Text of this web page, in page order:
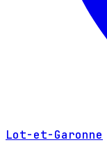
Lot-et-Garonne